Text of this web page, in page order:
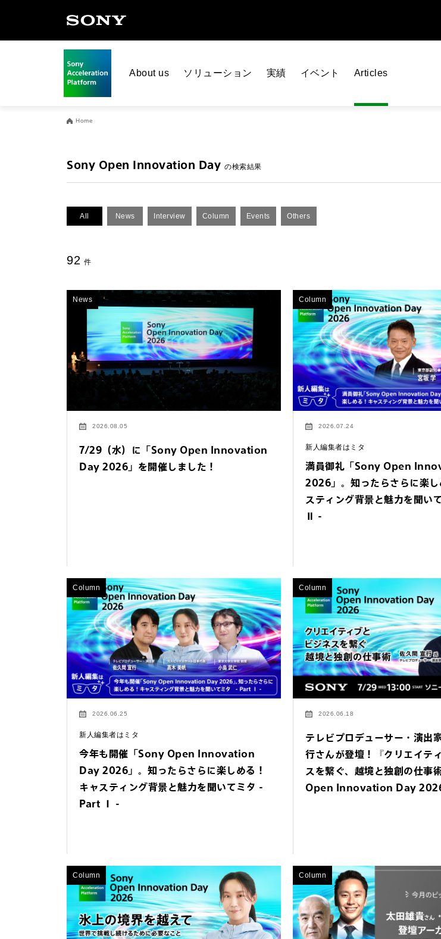
About us ソリューション 実績 イベント Articles
Home
Sony Open Innovation Day の検索結果
All News Interview Column Events Others
92 件
News
2026.08.05
7/29（水）に「Sony Open Innovation
Day 2026」を開催しました！
Column
2026.07.24
新人編集者はミタ
満員御礼「Sony Open
2026」。知ったらさらに楽し
スティング背景と魅力を聞い
Ⅱ -
Column
2026.06.25
新人編集者はミタ
今年も開催「Sony Open Innovation
Day 2026」。知ったらさらに楽しめる！
キャスティング背景と魅力を聞いてミタ -
Part Ⅰ -
Column
2026.06.18
テレビプロデューサー・演出
行さんが登壇！『クリエイテ
スを繋ぐ、越境と独創の仕事
Open Innovation Day
Column Column
お問い合わせ
法人向けサービスに関するご相談・お問い合わせは以下のボタンか
FAQ&個人お問い合わせは以下のボタンからお願いします。
FAQ & 個人お問い合わせ